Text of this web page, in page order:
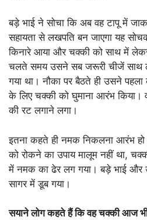
बड़े भाई ने सोचा कि अब वह टापू में
सहायता से लखपति बन जाएगा यह
किनारे आया और चक्की को साथ में
चलते समय उसने सब जरूरी चीजें साथ
गया था। नौका पर बैठते ही उसने
के लिए चक्की को घुमाना आरंभ
की रट लगाने लगा।
इतना कहते ही नमक निकलना आरंभ
को रोकने का उपाय मालूम नहीं था,
में नमक का ढेर लग गया। बड़े भाई और
सागर में डूब गया।
सयाने लोग कहते हैं कि वह चक्की आज